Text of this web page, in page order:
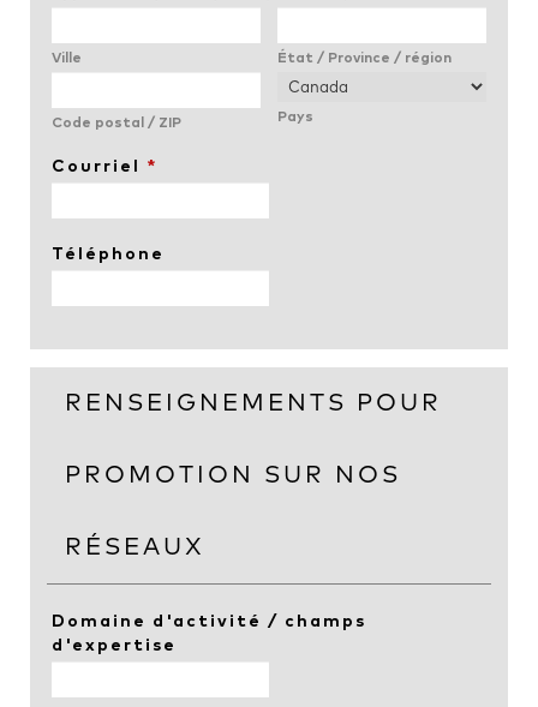
Ville État / Province / région
Code postal / ZIP Pays
Courriel *
Téléphone
RENSEIGNEMENTS POUR
PROMOTION SUR NOS
RÉSEAUX
Domaine d'activité / champs
d'expertise